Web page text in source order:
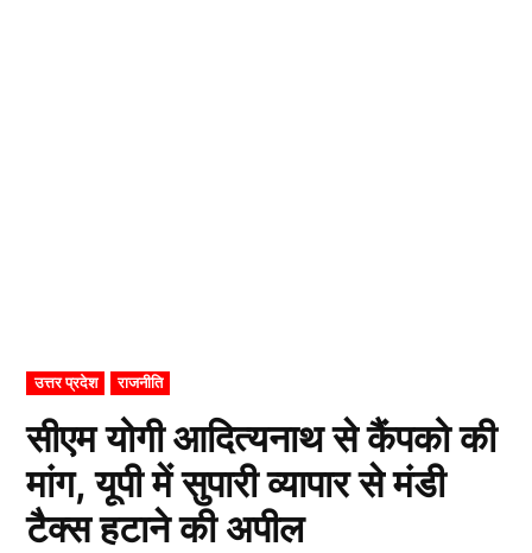
POSTED
IN
उत्तर प्रदेश राजनीति
सीएम योगी आदित्यनाथ से कैंपको की
मांग, यूपी में सुपारी व्यापार से मंडी
टैक्स हटाने की अपील